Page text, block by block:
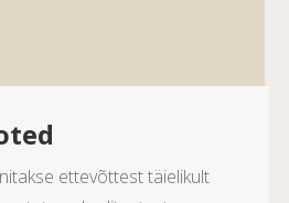
ettevõttest täielikult